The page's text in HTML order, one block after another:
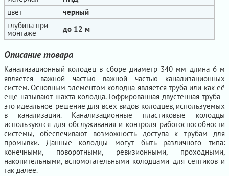
цвет
черный
глубина при
монтаже до 12 м
Описание товара
Канализационный колодец в сборе диаметр 340 мм длина 6 м
является важной частью важной частью канализационных
систем. Основным элементом колодца является труба или как её
еще называют шахта колодца. Гофрированная двустенная труба -
это идеальное решение для всех видов колодцев, используемых
в канализации. Канализационные пластиковые колодцы
используются для обслуживания и контроля работоспособности
системы, обеспечивают возможность доступа к трубам для
промывки. Данные колодцы могут быть различного типа:
конечными, поворотными, ревизионными, проходными,
накопительными, вспомогательными колодцами для септиков и
так далее.